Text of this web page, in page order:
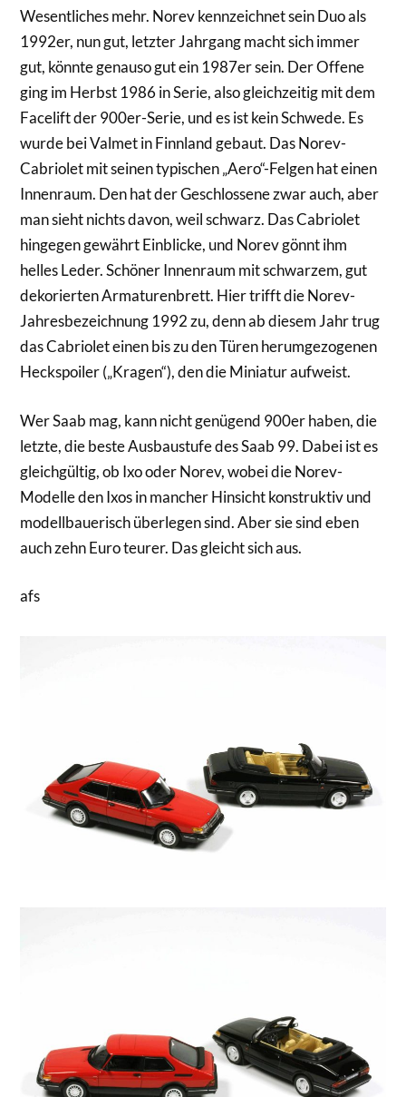
Wesentliches mehr. Norev kennzeichnet sein Duo als
1992er, nun gut, letzter Jahrgang macht sich immer
gut, könnte genauso gut ein 1987er sein. Der Offene
ging im Herbst 1986 in Serie, also gleichzeitig mit dem
Facelift der 900er-Serie, und es ist kein Schwede. Es
wurde bei Valmet in Finnland gebaut. Das Norev-
Cabriolet mit seinen typischen „Aero“-Felgen hat einen
Innenraum. Den hat der Geschlossene zwar auch, aber
man sieht nichts davon, weil schwarz. Das Cabriolet
hingegen gewährt Einblicke, und Norev gönnt ihm
helles Leder. Schöner Innenraum mit schwarzem, gut
dekorierten Armaturenbrett. Hier trifft die Norev-
Jahresbezeichnung 1992 zu, denn ab diesem Jahr trug
das Cabriolet einen bis zu den Türen herumgezogenen
Heckspoiler („Kragen“), den die Miniatur aufweist.
Wer Saab mag, kann nicht genügend 900er haben, die
letzte, die beste Ausbaustufe des Saab 99. Dabei ist es
gleichgültig, ob Ixo oder Norev, wobei die Norev-
Modelle den Ixos in mancher Hinsicht konstruktiv und
modellbauerisch überlegen sind. Aber sie sind eben
auch zehn Euro teurer. Das gleicht sich aus.
afs